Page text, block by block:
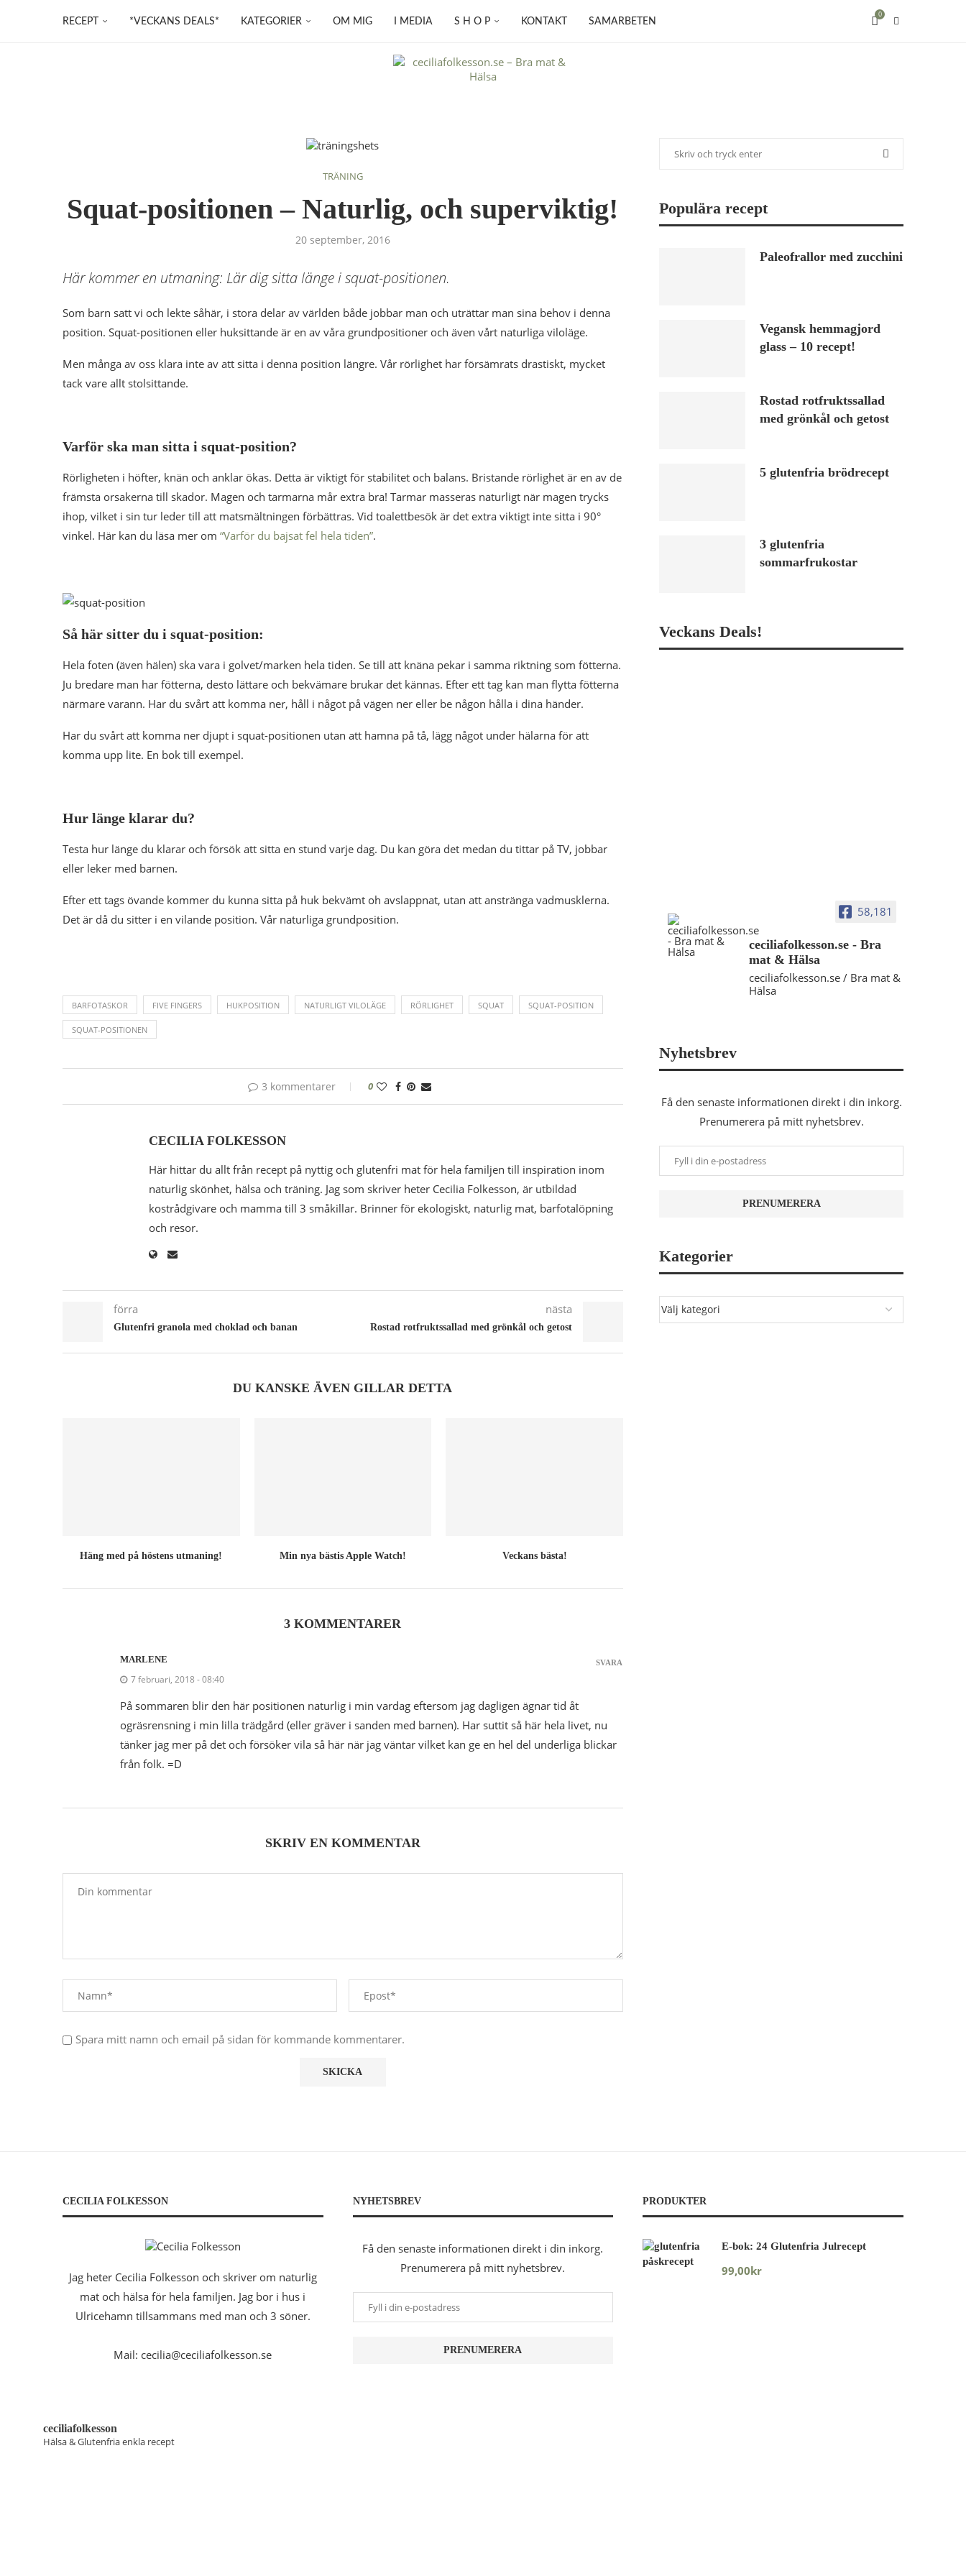
RECEPT *VECKANS DEALS* KATEGORIER OM MIG I MEDIA S H O P KONTAKT SAMARBETEN
0
TRÄNING
Squat-positionen – Naturlig, och superviktig!
20 september, 2016
Här kommer en utmaning: Lär dig sitta länge i squat-positionen.
Som barn satt vi och lekte såhär, i stora delar av världen både jobbar man och uträttar man sina behov i denna
position. Squat-positionen eller huksittande är en av våra grundpositioner och även vårt naturliga viloläge.
Men många av oss klara inte av att sitta i denna position längre. Vår rörlighet har försämrats drastiskt, mycket
tack vare allt stolsittande.
Varför ska man sitta i squat-position?
Rörligheten i höfter, knän och anklar ökas. Detta är viktigt för stabilitet och balans. Bristande rörlighet är en av de
främsta orsakerna till skador. Magen och tarmarna mår extra bra! Tarmar masseras naturligt när magen trycks
ihop, vilket i sin tur leder till att matsmältningen förbättras. Vid toalettbesök är det extra viktigt inte sitta i 90°
vinkel. Här kan du läsa mer om “Varför du bajsat fel hela tiden”.
Så här sitter du i squat-position:
Hela foten (även hälen) ska vara i golvet/marken hela tiden. Se till att knäna pekar i samma riktning som fötterna.
Ju bredare man har fötterna, desto lättare och bekvämare brukar det kännas. Efter ett tag kan man flytta fötterna
närmare varann. Har du svårt att komma ner, håll i något på vägen ner eller be någon hålla i dina händer.
Har du svårt att komma ner djupt i squat-positionen utan att hamna på tå, lägg något under hälarna för att
komma upp lite. En bok till exempel.
Hur länge klarar du?
Testa hur länge du klarar och försök att sitta en stund varje dag. Du kan göra det medan du tittar på TV, jobbar
eller leker med barnen.
Efter ett tags övande kommer du kunna sitta på huk bekvämt oh avslappnat, utan att anstränga vadmusklerna.
Det är då du sitter i en vilande position. Vår naturliga grundposition.
BARFOTASKOR FIVE FINGERS HUKPOSITION NATURLIGT VILOLÄGE RÖRLIGHET SQUAT SQUAT-POSITION
SQUAT-POSITIONEN
3 kommentarer 0
CECILIA FOLKESSON
Här hittar du allt från recept på nyttig och glutenfri mat för hela familjen till inspiration inom
naturlig skönhet, hälsa och träning. Jag som skriver heter Cecilia Folkesson, är utbildad
kostrådgivare och mamma till 3 småkillar. Brinner för ekologiskt, naturlig mat, barfotalöpning
och resor.
förra
Glutenfri granola med choklad och banan
nästa
Rostad rotfruktssallad med grönkål och getost
DU KANSKE ÄVEN GILLAR DETTA
Häng med på höstens utmaning! Min nya bästis Apple Watch! Veckans bästa!
3 KOMMENTARER
MARLENE
7 februari, 2018 - 08:40
På sommaren blir den här positionen naturlig i min vardag eftersom jag dagligen ägnar tid åt
ogräsrensning i min lilla trädgård (eller gräver i sanden med barnen). Har suttit så här hela livet, nu
tänker jag mer på det och försöker vila så här när jag väntar vilket kan ge en hel del underliga blickar
från folk. =D
SVARA
SKRIV EN KOMMENTAR
Spara mitt namn och email på sidan för kommande kommentarer.
Populära recept
Paleofrallor med zucchini
Vegansk hemmagjord
glass – 10 recept!
Rostad rotfruktssallad
med grönkål och getost
5 glutenfria brödrecept
3 glutenfria
sommarfrukostar
Veckans Deals!
58,181
ceciliafolkesson.se - Bra
mat & Hälsa
ceciliafolkesson.se / Bra mat &
Hälsa
Nyhetsbrev
Få den senaste informationen direkt i din inkorg.
Prenumerera på mitt nyhetsbrev.
Kategorier
CECILIA FOLKESSON
Jag heter Cecilia Folkesson och skriver om naturlig
mat och hälsa för hela familjen. Jag bor i hus i
Ulricehamn tillsammans med man och 3 söner.
Mail: cecilia@ceciliafolkesson.se
NYHETSBREV
Få den senaste informationen direkt i din inkorg.
Prenumerera på mitt nyhetsbrev.
PRODUKTER
E-bok: 24 Glutenfria Julrecept
99,00kr
ceciliafolkesson
Hälsa & Glutenfria enkla recept